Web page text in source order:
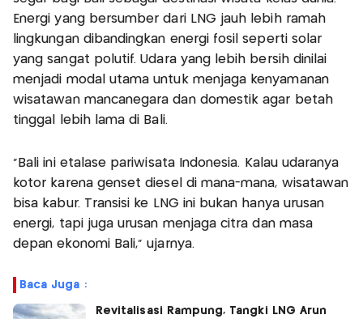
Energi yang bersumber dari LNG jauh lebih ramah
lingkungan dibandingkan energi fosil seperti solar
yang sangat polutif. Udara yang lebih bersih dinilai
menjadi modal utama untuk menjaga kenyamanan
wisatawan mancanegara dan domestik agar betah
tinggal lebih lama di Bali.
"Bali ini etalase pariwisata Indonesia. Kalau udaranya
kotor karena genset diesel di mana-mana, wisatawan
bisa kabur. Transisi ke LNG ini bukan hanya urusan
energi, tapi juga urusan menjaga citra dan masa
depan ekonomi Bali," ujarnya.
Baca Juga :
Revitalisasi Rampung, Tangki LNG Arun